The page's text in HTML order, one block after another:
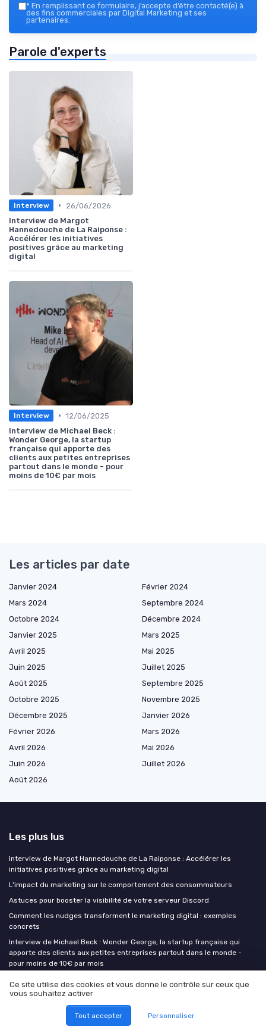
* En remplissant ce formulaire, j’accepte d’être contacté(e) à
des fins commerciales par Digital Marketing et ses
partenaires.
Parole d'experts
Interview •
26/06/2026
Interview de Margot
Hannedouche de La Raiponse :
Accélérer les initiatives
positives grâce au marketing
digital
Interview • 12/06/2025
Interview de Michael Beck :
Wonder George, la startup
française qui apporte des
clients aux petites entreprises
partout dans le monde - pour
moins de 10€ par mois
Les articles par date
Janvier 2024
Février 2024
Mars 2024
Septembre 2024
Octobre 2024
Décembre 2024
Janvier 2025
Mars 2025
Avril 2025
Mai 2025
Juin 2025
Juillet 2025
Août 2025
Septembre 2025
Octobre 2025
Novembre 2025
Décembre 2025
Janvier 2026
Février 2026
Mars 2026
Avril 2026
Mai 2026
Juin 2026
Juillet 2026
Août 2026
Les plus lus
Interview de Margot Hannedouche de La Raiponse : Accélérer les
initiatives positives grâce au marketing digital
L'impact du marketing sur le comportement des consommateurs
Astuces pour booster la visibilité de votre serveur Discord
Comment les nudges transforment le marketing digital : exemples
concrets
Interview de Michael Beck : Wonder George, la startup française qui
apporte des clients aux petites entreprises partout dans le monde -
pour moins de 10€ par mois
Les derniers articles
Information Gain : le signal SEO que ni vos concurrents ni l'IA ne peuvent
Ce site utilise des cookies et vous donne le contrôle sur ceux que
vous souhaitez activer
Tout accepter Personnaliser